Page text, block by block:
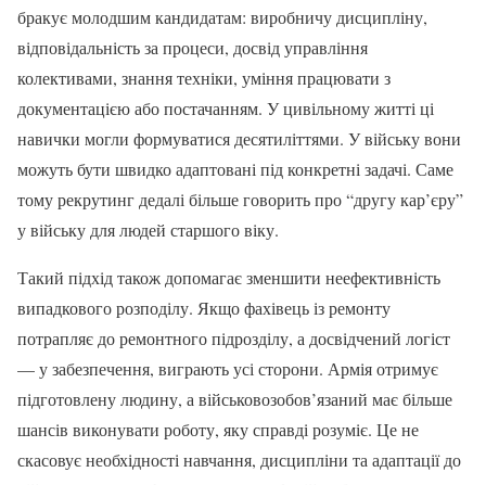
бракує молодшим кандидатам: виробничу дисципліну,
відповідальність за процеси, досвід управління
колективами, знання техніки, уміння працювати з
документацією або постачанням. У цивільному житті ці
навички могли формуватися десятиліттями. У війську вони
можуть бути швидко адаптовані під конкретні задачі. Саме
тому рекрутинг дедалі більше говорить про “другу кар’єру”
у війську для людей старшого віку.
Такий підхід також допомагає зменшити неефективність
випадкового розподілу. Якщо фахівець із ремонту
потрапляє до ремонтного підрозділу, а досвідчений логіст
— у забезпечення, виграють усі сторони. Армія отримує
підготовлену людину, а військовозобов’язаний має більше
шансів виконувати роботу, яку справді розуміє. Це не
скасовує необхідності навчання, дисципліни та адаптації до